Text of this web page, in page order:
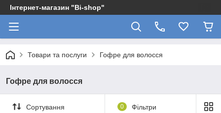
Інтернет-магазин "Bi-shop"
Товари та послуги Гофре для волосся
Гофре для волосся
Сортування 0 Фільтри